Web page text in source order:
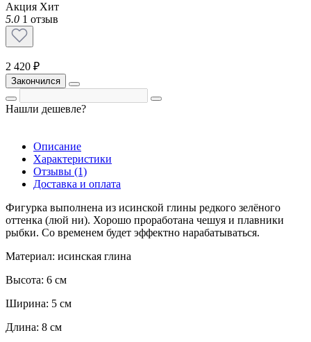
Акция Хит
5.0 1 отзыв
2 420 ₽
Закончился
Нашли дешевле?
Описание
Характеристики
Отзывы (1)
Доставка и оплата
Фигурка выполнена из исинской глины редкого зелёного
оттенка (люй ни). Хорошо проработана чешуя и плавники
рыбки. Со временем будет эффектно нарабатываться.
Материал: исинская глина
Высота: 6 см
Ширина: 5 см
Длина: 8 см